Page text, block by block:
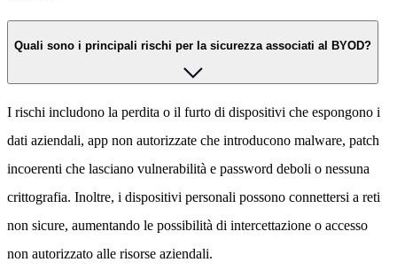
Quali sono i principali rischi per la sicurezza associati al BYOD?
I rischi includono la perdita o il furto di dispositivi che espongono i
dati aziendali, app non autorizzate che introducono malware, patch
incoerenti che lasciano vulnerabilità e password deboli o nessuna
crittografia. Inoltre, i dispositivi personali possono connettersi a reti
non sicure, aumentando le possibilità di intercettazione o accesso
non autorizzato alle risorse aziendali.